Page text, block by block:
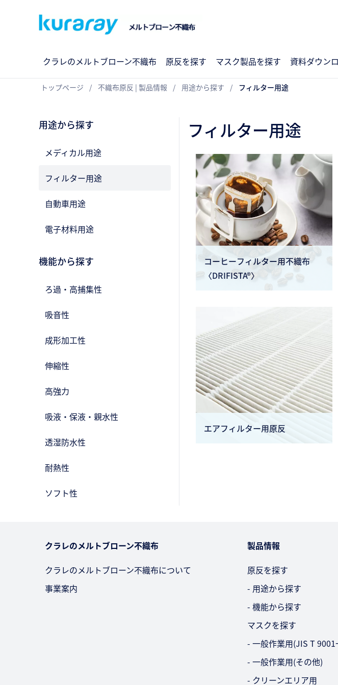
クラレのメルトブローン不織布 原反を探す マスク製品を探す 資料ダウン
トップページ 不織布原反 | 製品情報 用途から探す フィルター用途
用途から探す
メディカル用途
フィルター用途
自動車用途
電子材料用途
機能から探す
ろ過・高捕集性
吸音性
成形加工性
伸縮性
高強力
吸液・保液・親水性
透湿防水性
耐熱性
ソフト性
フィルター用途
コーヒーフィルター用不織布
〈DRIFISTA®〉
エアフィルター用原反
クラレのメルトブローン不織布
クラレのメルトブローン不織布について
事業案内
製品情報
原反を探す
- 用途から探す
- 機能から探す
マスクを探す
- 一般作業用(JIS T
- 一般作業用(その他)
- クリーンエリア用